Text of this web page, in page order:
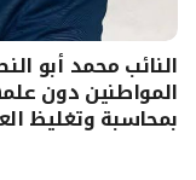
النائب محمد أبو
المواطنين دون
بمحاسبة وتغليظ